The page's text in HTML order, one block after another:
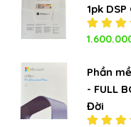
1pk DSP
Được
sao
Phần
- FULL
Đời